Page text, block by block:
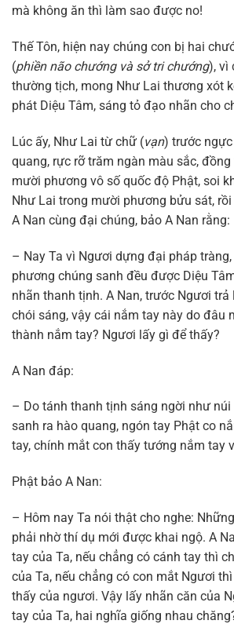
mà không ăn thì làm sao được no!
Thế Tôn, hiện nay chúng con bị hai
(phiền não chướng và sở tri chướng), vì
thường tịch, mong Như Lai thương xót
phát Diệu Tâm, sáng tỏ đạo nhãn cho
Lúc ấy, Như Lai từ chữ (vạn) trước
quang, rực rỡ trăm ngàn màu sắc,
mười phương vô số quốc độ Phật, soi
Như Lai trong mười phương bửu sát,
A Nan cùng đại chúng, bảo A Nan rằng:
– Nay Ta vì Ngươi dựng đại pháp
phương chúng sanh đều được Diệu
nhãn thanh tịnh. A Nan, trước Ngươi
chói sáng, vậy cái nắm tay này do đâu
thành nắm tay? Ngươi lấy gì để thấy?
A Nan đáp:
– Do tánh thanh tịnh sáng ngời như
sanh ra hào quang, ngón tay Phật co
tay, chính mắt con thấy tướng nắm tay
Phật bảo A Nan:
– Hôm nay Ta nói thật cho nghe:
phải nhờ thí dụ mới được khai ngộ. A
tay của Ta, nếu chẳng có cánh tay thì
của Ta, nếu chẳng có con mắt Ngươi
thấy của ngươi. Vậy lấy nhãn căn của
tay của Ta, hai nghĩa giống nhau